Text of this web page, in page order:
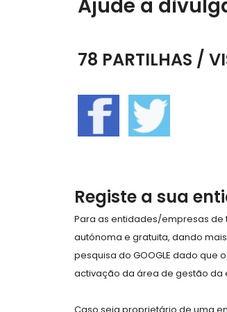
Ajude a
78 PARTILHAS /
Registe a sua
Para as entidades/empresas
autónoma e gratuita, dando
pesquisa do GOOGLE dado
activação da área de gestão da